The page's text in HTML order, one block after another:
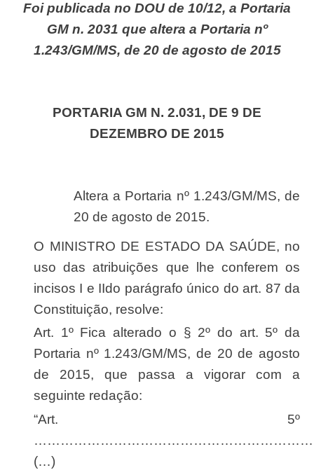
Foi publicada no DOU de 10/12, a Portaria
GM n. 2031 que altera a Portaria nº
1.243/GM/MS, de 20 de agosto de 2015
PORTARIA GM N. 2.031, DE 9 DE
DEZEMBRO DE 2015
Altera a Portaria nº 1.243/GM/MS, de
20 de agosto de 2015.
O MINISTRO DE ESTADO DA SAÚDE, no
uso das atribuições que lhe conferem os
incisos I e IIdo parágrafo único do art. 87 da
Constituição, resolve:
Art. 1º Fica alterado o § 2º do art. 5º da
Portaria nº 1.243/GM/MS, de 20 de agosto
de 2015, que passa a vigorar com a
seguinte redação:
“Art. 5º
(…)